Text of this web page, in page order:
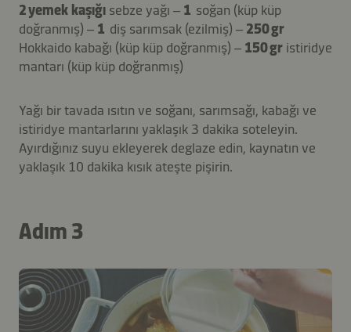
2 yemek kaşığı sebze yağı – 1 soğan (küp küp
doğranmış) – 1 diş sarımsak (ezilmiş) – 250 gr
Hokkaido kabağı (küp küp doğranmış) – 150 gr istiridye
mantarı (küp küp doğranmış)
Yağı bir tavada ısıtın ve soğanı, sarımsağı, kabağı ve
istiridye mantarlarını yaklaşık 3 dakika soteleyin.
Ayırdığınız suyu ekleyerek deglaze edin, kaynatın ve
yaklaşık 10 dakika kısık ateşte pişirin.
Adım 3